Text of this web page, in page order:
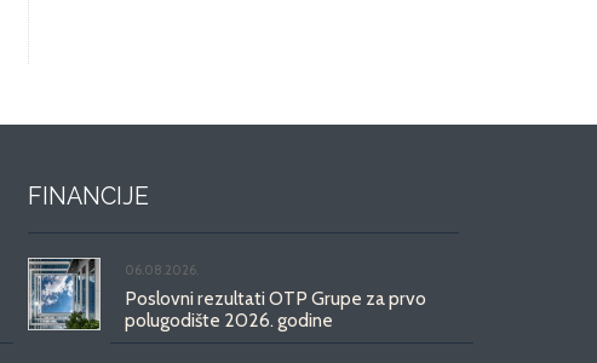
FINANCIJE
06.08.2026.
Poslovni rezultati OTP Grupe za prvo
polugodište 2026. godine